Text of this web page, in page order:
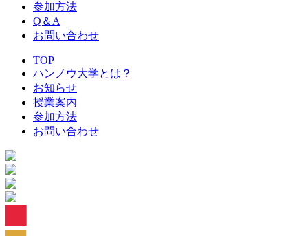
参加方法
Q＆A
お問い合わせ
TOP
ハンノウ大学とは？
お知らせ
授業案内
参加方法
お問い合わせ